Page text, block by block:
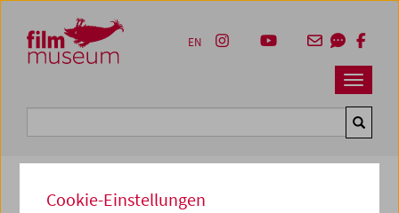
Zum Inhalt
Zum Hauptmenü
Zur Servicenavigation
Zum Suche
Navbar
EN
Cookie-Einstellungen